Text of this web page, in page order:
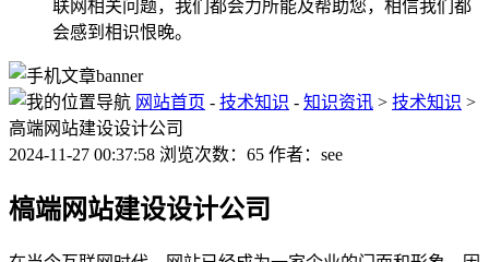
联网相关问题，我们都会力所能及帮助您，相信我们都
会感到相识恨晚。
网站首页 - 技术知识 - 知识资讯 > 技术知识 >
高端网站建设设计公司
2024-11-27 00:37:58 浏览次数：65 作者：see
槁端网站建设设计公司